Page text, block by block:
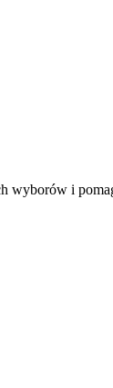
wyborów i